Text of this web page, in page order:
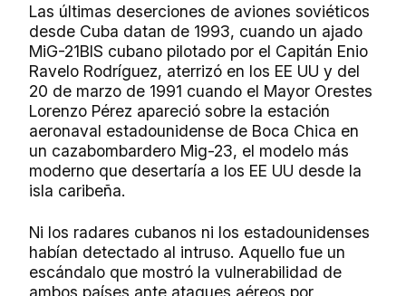
Las últimas deserciones de aviones soviéticos
desde Cuba datan de 1993, cuando un ajado
MiG-21BIS cubano pilotado por el Capitán Enio
Ravelo Rodríguez, aterrizó en los EE UU y del
20 de marzo de 1991 cuando el Mayor Orestes
Lorenzo Pérez apareció sobre la estación
aeronaval estadounidense de Boca Chica en
un cazabombardero Mig-23, el modelo más
moderno que desertaría a los EE UU desde la
isla caribeña.
Ni los radares cubanos ni los estadounidenses
habían detectado al intruso. Aquello fue un
escándalo que mostró la vulnerabilidad de
ambos países ante ataques aéreos por